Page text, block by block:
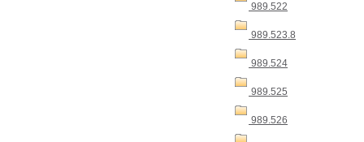
989.522
989.523.8
989.524
989.525
989.526